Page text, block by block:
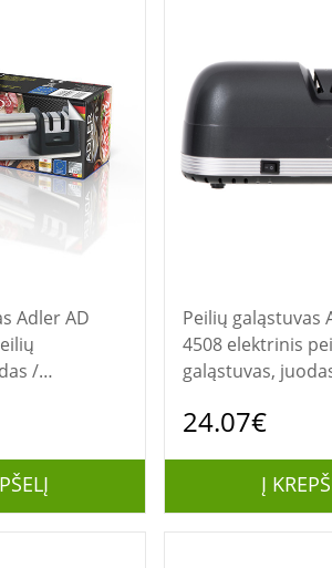
/
Peilių galąstuvas Adler AD
4508 elektrinis
galąstuvas,
24.07€
Į